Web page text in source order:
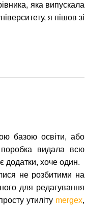
яка випускала
я пішов зі
базою освіти, або
видала всю
додатки, хоче один.
не розбитими на
для редагування
утиліту mergex,